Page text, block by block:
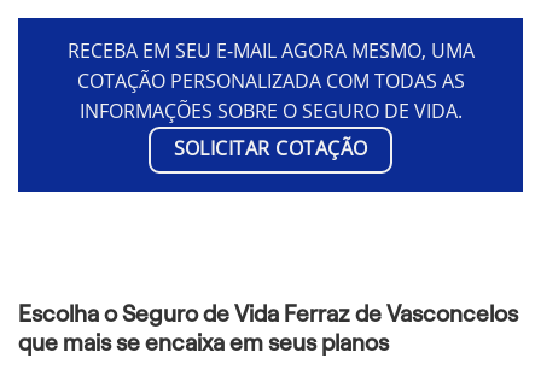
RECEBA EM SEU E-MAIL AGORA MESMO, UMA
COTAÇÃO PERSONALIZADA COM TODAS AS
INFORMAÇÕES SOBRE O SEGURO DE VIDA.
SOLICITAR COTAÇÃO
Escolha o Seguro de Vida Ferraz de Vasconcelos
que mais se encaixa em seus planos